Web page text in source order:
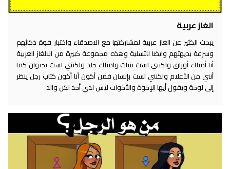
الغاز عربية
يبحث الكثير عن الغاز عربية لمشاركتها مع الاصدقاء واختبار قوة ذكائهم
وسرعة بديهتهم وايضا للتسلية وهذه مجموعة كبيرة من الالغاز العربية
أنا أمتلك أوراق ولكنني لست بنبات وامتلك جلد ولكنني لست بحيوان كما
أنني من الأعلام ولكنني لست بإنسان فمن أكون أنا أكون كتاب رجل ينظر
إلى لوحة ويقول أيها الإخوة والأخوات ليس لدي أحد لكن والد